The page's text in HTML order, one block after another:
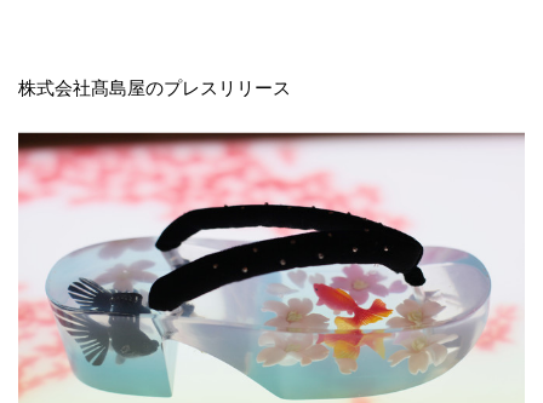
株式会社髙島屋のプレスリリース